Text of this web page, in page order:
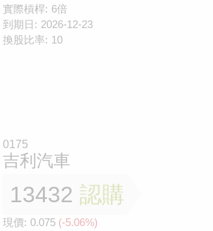
實際槓桿: 6倍
到期日: 2026-12-23
換股比率: 10
0175
吉利汽車
13432 認購
現價: 0.075 (-5.06%)